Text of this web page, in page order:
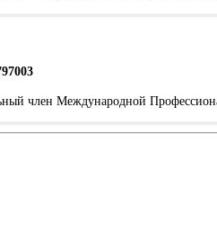
член Международной